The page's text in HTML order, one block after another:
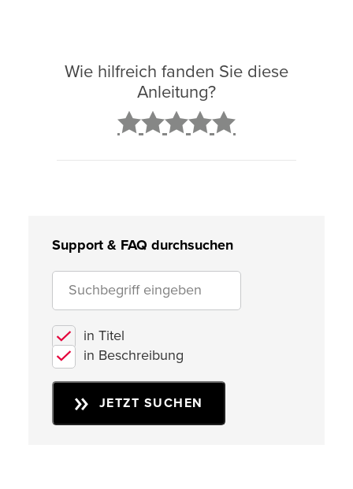
Wie hilfreich fanden Sie diese
Anleitung?
Support & FAQ durchsuchen
in Titel
in Beschreibung
JETZT SUCHEN